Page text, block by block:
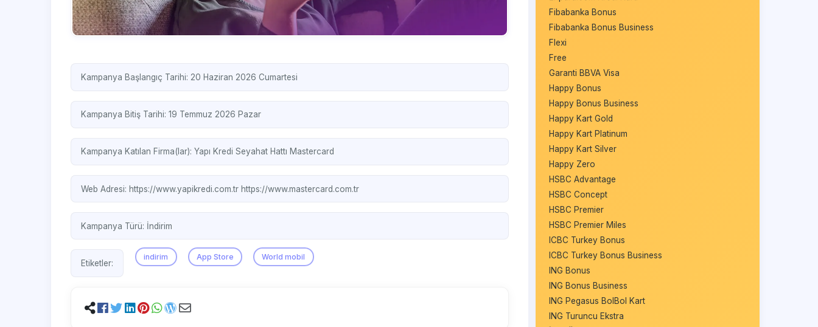
Kampanya Başlangıç Tarihi: 20 Haziran 2026 Cumartesi
Kampanya Bitiş Tarihi: 19 Temmuz 2026 Pazar
Kampanya Katılan Firma(lar): Yapı Kredi Seyahat Hattı Mastercard
Web Adresi: https://www.yapikredi.com.tr https://www.mastercard.com.tr
Kampanya Türü: İndirim
Etiketler:
indirim App Store World mobil
Fibabanka Bonus
Fibabanka Bonus Business
Flexi
Free
Garanti BBVA Visa
Happy Bonus
Happy Bonus Business
Happy Kart Gold
Happy Kart Platinum
Happy Kart Silver
Happy Zero
HSBC Advantage
HSBC Concept
HSBC Premier
HSBC Premier Miles
ICBC Turkey Bonus
ICBC Turkey Bonus Business
ING Bonus
ING Bonus Business
ING Pegasus BolBol Kart
ING Turuncu Ekstra